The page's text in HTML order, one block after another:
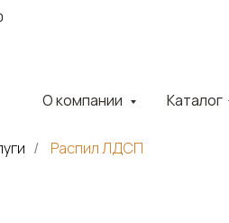
О компании Каталог
/ Распил ЛДСП